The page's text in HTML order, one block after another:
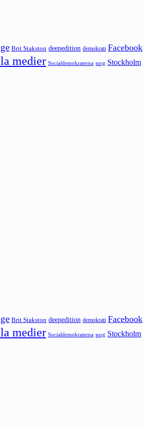
Brit Stakston deepedition demokrati Facebook
medier Socialdemokraterna sorg Stockholm
Brit Stakston deepedition demokrati Facebook
medier Socialdemokraterna sorg Stockholm